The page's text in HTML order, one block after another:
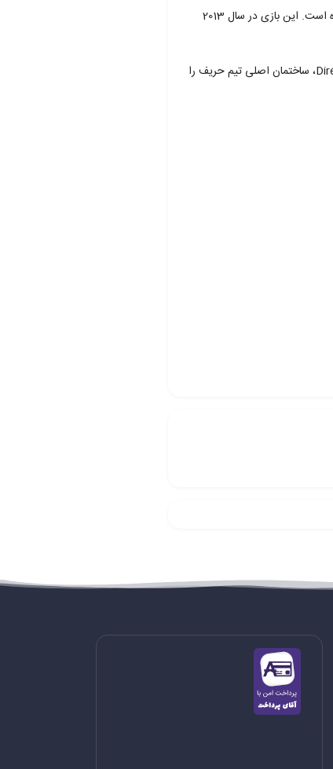
اکانت دوتا 2 (Dota 2) یک بازی آنلاین چندنفره در سبک استراتژی و نقش‌آفرینی در زمان واقعی (MOBA) است که توسط شرکت ولو (Valve) توسعه و منتشر شده است. این بازی در سال 2013
در دوتا 2، دو تیم پنج نفره با یکدیگر رقابت می‌کنند. یک تیم به عنوان Radiant و تیم دیگر به عنوان Dire شناخته می‌شوند. هدف بازی این است که تیم Radiant یا Dire، ساختمان اصلی تیم حریف را